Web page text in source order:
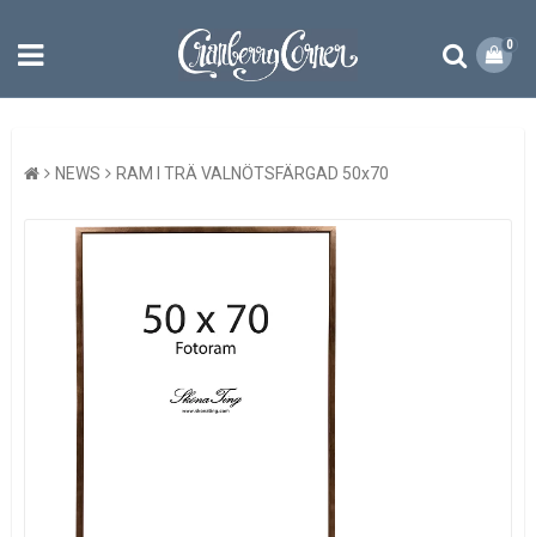
0
NEWS RAM I TRÄ VALNÖTSFÄRGAD 50x70